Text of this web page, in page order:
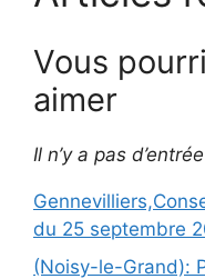
Vous
aimer
Il n’y a pas
du 25 septembre
(Noisy-le-Grand):